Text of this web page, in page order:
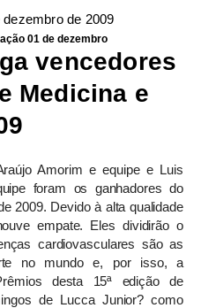
dezembro de 2009
01 de dezembro
vencedores
Medicina e
Amorim e equipe e Luis
foram os ganhadores do
2009. Devido à alta qualidade
empate. Eles dividirão o
cardiovasculares são as
no mundo e, por isso, a
desta 15ª edição de
de Lucca Junior? como